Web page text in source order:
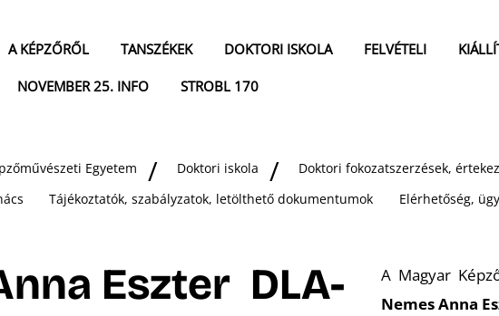
A KÉPZŐRŐL TANSZÉKEK DOKTORI ISKOLA FELVÉTELI
NOVEMBER 25. INFO STROBL 170
Egyetem Doktori iskola Doktori fokozatszerzések,
Tájékoztatók, szabályzatok, letölthető dokumentumok Elérhetőség,
Eszter DLA-
A Magyar
Nemes Anna